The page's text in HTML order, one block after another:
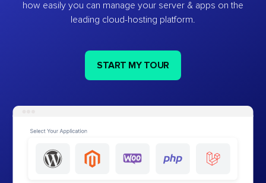
how easily you can manage your server & apps on the
leading cloud-hosting platform.
START MY TOUR